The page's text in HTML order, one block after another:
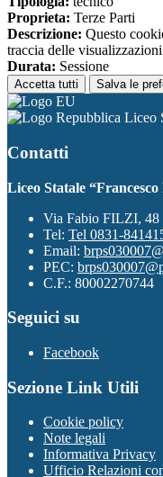
Proprieta: Terze Parti
Descrizione: Questo
traccia delle
Durata: Sessione
Accetta tutti Salva le
Liceo
Contatti
Liceo Statale “Francesco
Via Fabio FILZI, 48
Tel: Tel 0831-
Email:
PEC:
C.F.: 80002270744
Seguici su
Facebook
Sezione Link Utili
Cookie policy
Note legali
Informativa Privacy
Ufficio Relazioni